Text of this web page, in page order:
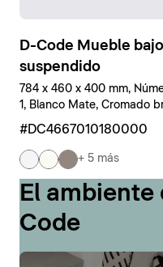
D-Code Mueble
suspendido
784 x 460 x 400 mm,
1, Blanco Mate, Cromado
#DC4667010180000
+ 5 más
El ambiente
Code